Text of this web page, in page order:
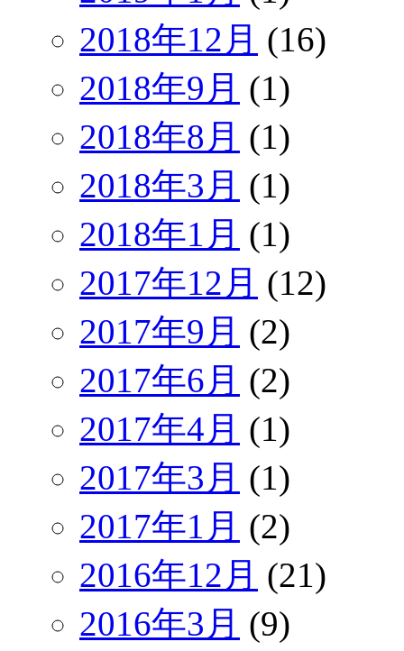
2018年12月 (16)
2018年9月 (1)
2018年8月 (1)
2018年3月 (1)
2018年1月 (1)
2017年12月 (12)
2017年9月 (2)
2017年6月 (2)
2017年4月 (1)
2017年3月 (1)
2017年1月 (2)
2016年12月 (21)
2016年3月 (9)